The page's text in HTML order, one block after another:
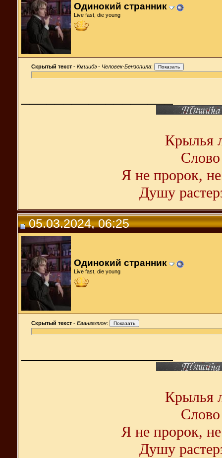
Одинокий странник
Live fast, die young
Скрытый текст - Кмшибэ - Человек-Бензопила:
Крылья
Слово
Я не пророк,
Душу
05.03.2024, 06:25
Одинокий странник
Live fast, die young
Скрытый текст - Евангелион:
Крылья
Слово
Я не пророк,
Душу